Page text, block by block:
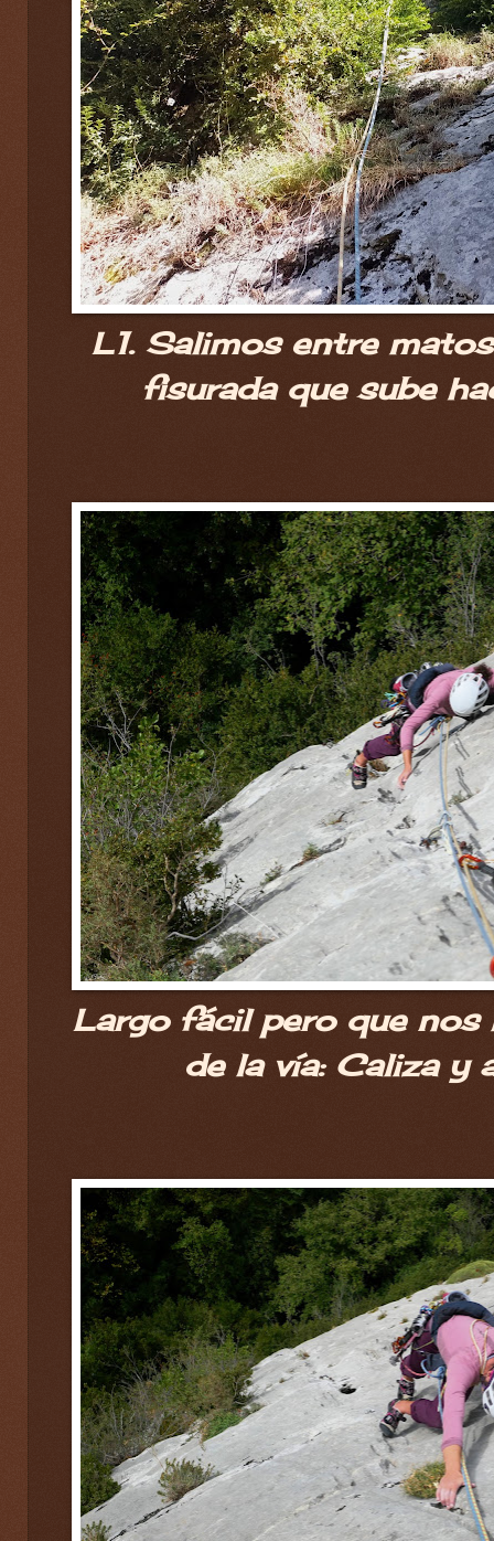
L1. Salimos entre
fisurada que sube
Largo fácil pero que nos
de la vía: Caliza y